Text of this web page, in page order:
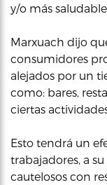
y/o más
Marxuach dijo
consumidores
alejados por un
como: bares,
ciertas
Esto tendrá un
trabajadores, a
cautelosos con